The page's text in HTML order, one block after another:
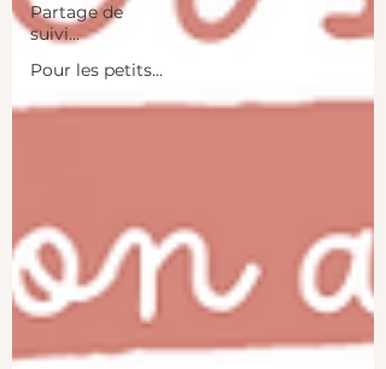
Partage de
suivi...
Pour les petits...